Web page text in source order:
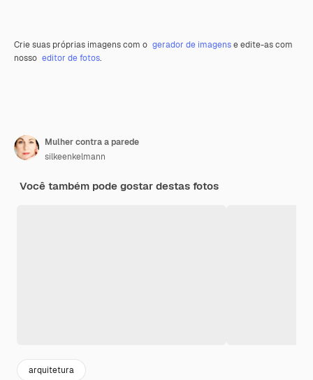
Crie suas próprias imagens com o gerador de imagense edite-as com
nosso editor de fotos.
Mulher contra a parede
silkeenkelmann
Você também pode gostar destas fotos
arquitetura